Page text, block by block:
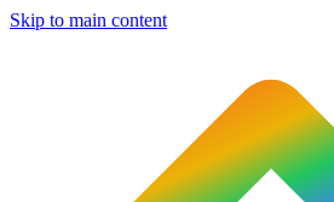
Skip to main content